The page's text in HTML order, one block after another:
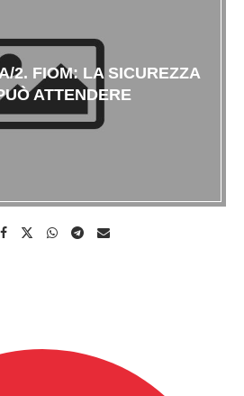
2. FIOM: LA SICUREZZA
ATTENDERE